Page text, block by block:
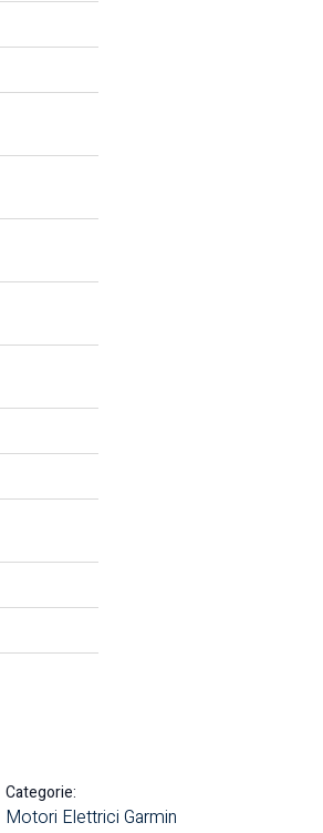
Categorie:
Motori Elettrici Garmin